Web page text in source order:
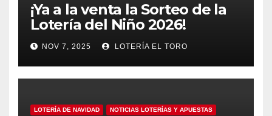
¡Ya a la venta la Sorteo de la
Lotería del Niño 2026!
NOV 7, 2025 LOTERÍA EL TORO
LOTERÍA DE NAVIDAD NOTICIAS LOTERÍAS Y APUESTAS